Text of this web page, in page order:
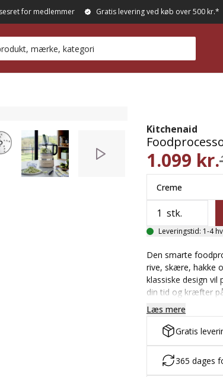
for medlemmer Gratis levering ved køb over 500 kr.*
Kitchenaid
1.099 kr.
Creme
stk.
Leveringstid: 1-4
Den smarte
rive, skære, hakke
klassiske design
din tid og kræfter
Læs mere
Gratis
365 dages